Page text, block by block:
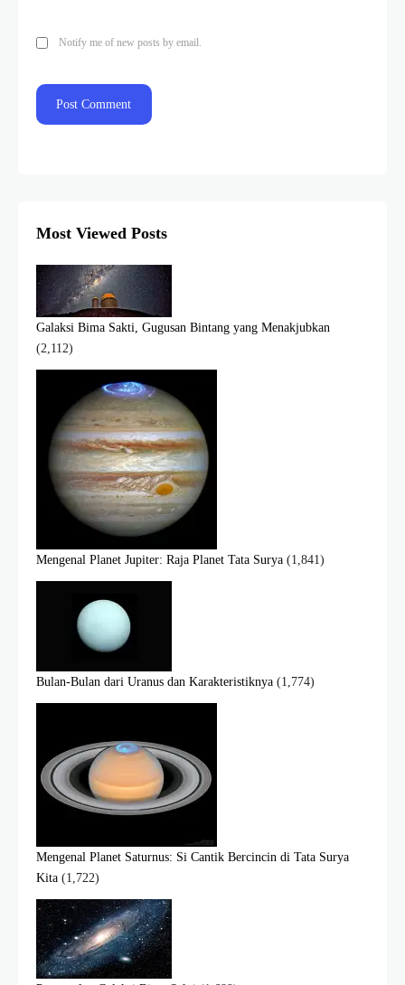
Notify me of new posts by email.
Most Viewed Posts
Galaksi Bima Sakti, Gugusan Bintang yang Menakjubkan
(2,112)
Mengenal Planet Jupiter: Raja Planet Tata Surya (1,841)
Bulan-Bulan dari Uranus dan Karakteristiknya (1,774)
Mengenal Planet Saturnus: Si Cantik Bercincin di Tata Surya
Kita (1,722)